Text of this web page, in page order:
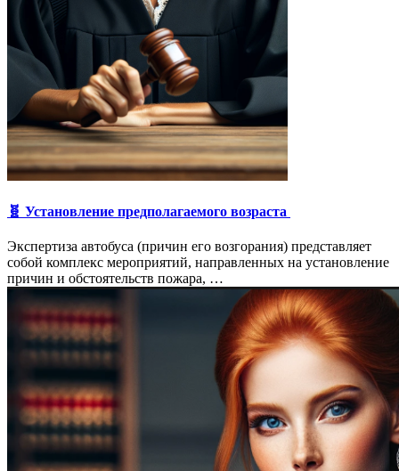
🧬 Установление предполагаемого возраста
Экспертиза автобуса (причин его возгорания) представляет
собой комплекс мероприятий, направленных на установление
причин и обстоятельств пожара, …